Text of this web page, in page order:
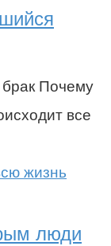
брак Почему
все
люди